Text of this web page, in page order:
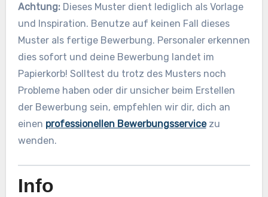
Achtung:Dieses Muster dient lediglich als Vorlage
und Inspiration. Benutze auf keinen Fall dieses
Muster als fertige Bewerbung. Personaler erkennen
dies sofort und deine Bewerbung landet im
Papierkorb! Solltest du trotz des Musters noch
Probleme haben oder dir unsicher beim Erstellen
der Bewerbung sein, empfehlen wir dir, dich an
einen professionellen Bewerbungsservicezu
wenden.
Info